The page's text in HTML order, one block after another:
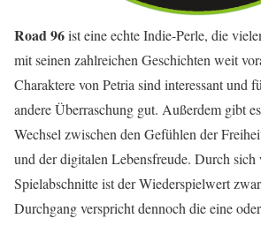
Road 96ist eine echte Indie-Perle, die
mit seinen zahlreichen Geschichten weit
Charaktere von Petria sind interessant und
andere Überraschung gut. Außerdem gibt
Wechsel zwischen den Gefühlen der
und der digitalen Lebensfreude. Durch sich
Spielabschnitte ist der Wiederspielwert
Durchgang verspricht dennoch die eine